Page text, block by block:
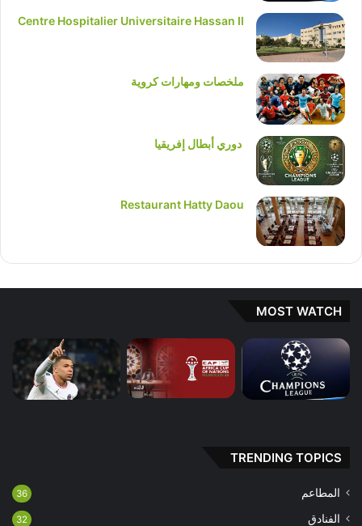
Centre Hospitalier Universitaire Hassan II
ملخصات ومهارات كروية
دوري أبطال إفريقيا
Restaurant Hatty Daou
MOST WATCH
TRENDING TOPICS
المطاعم 36
الفنادق 32